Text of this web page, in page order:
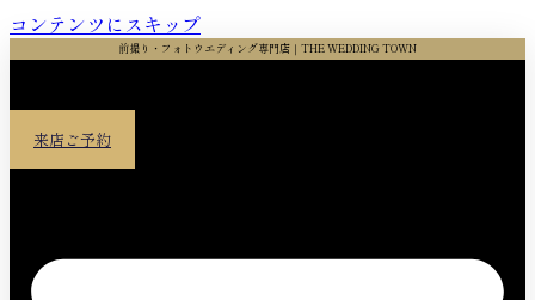
コンテンツにスキップ
前撮り・フォトウエディング専門店｜THE WEDDING TOWN
来店ご予約